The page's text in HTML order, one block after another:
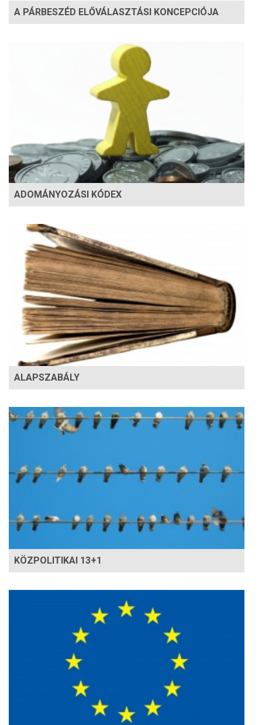
A PÁRBESZÉD ELŐVÁLASZTÁSI KONCEPCIÓJA
ADOMÁNYOZÁSI KÓDEX
ALAPSZABÁLY
KÖZPOLITIKAI 13+1